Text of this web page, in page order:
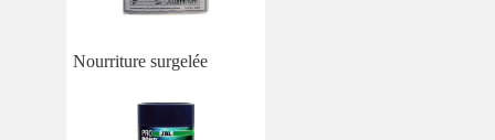
Nourriture surgelée